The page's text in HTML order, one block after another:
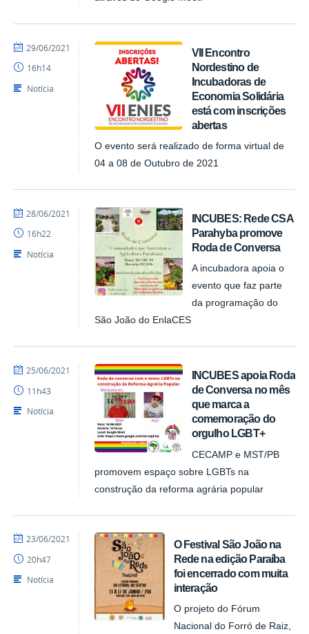
VII Encontro
Nordestino de
Incubadoras de
Economia Solidária
está com inscrições
abertas
O evento será realizado de forma virtual de
04 a 08 de Outubro de 2021
por
publicado
29/06/2021
16h14
Notícia
INCUBES: Rede CSA
Parahyba promove
Roda de Conversa
A incubadora apoia o
evento que faz parte
da programação do
São João do EnlaCES
por
publicado
28/06/2021
16h22
Notícia
INCUBES apoia Roda
de Conversa no mês
que marca a
comemoração do
orgulho LGBT+
CECAMP e MST/PB
promovem espaço sobre LGBTs na
construção da reforma agrária popular
por
publicado
25/06/2021
11h43
Notícia
O Festival São João na
Rede na edição Paraíba
foi encerrado com muita
interação
O projeto do Fórum
Nacional do Forró de Raiz,
por
publicado
23/06/2021
20h47
Notícia